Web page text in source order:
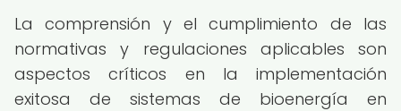
La comprensión y el cumplimiento de las
normativas y regulaciones aplicables son
aspectos críticos en la implementación
exitosa de sistemas de bioenergía en